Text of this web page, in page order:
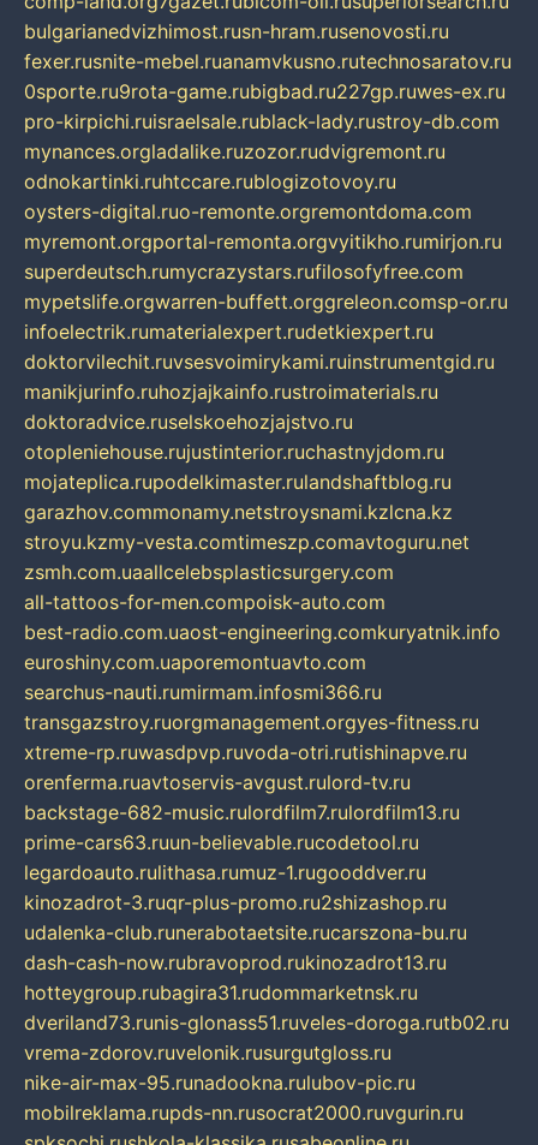
bulgarianedvizhimost.rusn-hram.rusenovosti.ru
fexer.rusnite-mebel.ruanamvkusno.rutechnosaratov.ru
0sporte.ru9rota-game.rubigbad.ru227gp.ruwes-ex.ru
pro-kirpichi.ruisraelsale.rublack-lady.rustroy-db.com
mynances.orgladalike.ruzozor.rudvigremont.ru
odnokartinki.ruhtccare.rublogizotovoy.ru
oysters-digital.ruo-remonte.orgremontdoma.com
myremont.orgportal-remonta.orgvyitikho.rumirjon.ru
superdeutsch.rumycrazystars.rufilosofyfree.com
mypetslife.orgwarren-buffett.orggreleon.comsp-or.ru
infoelectrik.rumaterialexpert.rudetkiexpert.ru
doktorvilechit.ruvsesvoimirykami.ruinstrumentgid.ru
manikjurinfo.ruhozjajkainfo.rustroimaterials.ru
doktoradvice.ruselskoehozjajstvo.ru
otopleniehouse.rujustinterior.ruchastnyjdom.ru
mojateplica.rupodelkimaster.rulandshaftblog.ru
garazhov.commonamy.netstroysnami.kzlcna.kz
stroyu.kzmy-vesta.comtimeszp.comavtoguru.net
zsmh.com.uaallcelebsplasticsurgery.com
all-tattoos-for-men.compoisk-auto.com
best-radio.com.uaost-engineering.comkuryatnik.info
euroshiny.com.uaporemontuavto.com
searchus-nauti.rumirmam.infosmi366.ru
transgazstroy.ruorgmanagement.orgyes-fitness.ru
xtreme-rp.ruwasdpvp.ruvoda-otri.rutishinapve.ru
orenferma.ruavtoservis-avgust.rulord-tv.ru
backstage-682-music.rulordfilm7.rulordfilm13.ru
prime-cars63.ruun-believable.rucodetool.ru
legardoauto.rulithasa.rumuz-1.rugooddver.ru
kinozadrot-3.ruqr-plus-promo.ru2shizashop.ru
udalenka-club.runerabotaetsite.rucarszona-bu.ru
dash-cash-now.rubravoprod.rukinozadrot13.ru
hotteygroup.rubagira31.rudommarketnsk.ru
dveriland73.runis-glonass51.ruveles-doroga.rutb02.ru
vrema-zdorov.ruvelonik.rusurgutgloss.ru
nike-air-max-95.runadookna.rulubov-pic.ru
mobilreklama.rupds-nn.rusocrat2000.ruvgurin.ru